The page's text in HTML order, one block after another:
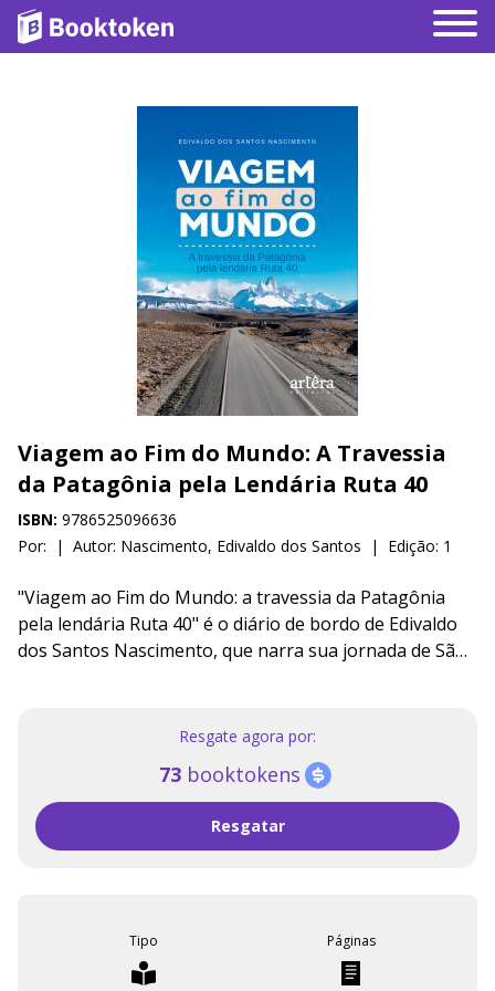
Viagem ao Fim do Mundo: A Travessia
da Patagônia pela Lendária Ruta 40
ISBN: 9786525096636
Por:
| Autor: Nascimento, Edivaldo dos Santos | Edição: 1
"Viagem ao Fim do Mundo: a travessia da Patagônia
pela lendária Ruta 40" é o diário de bordo de Edivaldo
dos Santos Nascimento, que narra sua jornada de São
inspirado por Jack Kerouac, embarca em uma aventura
de 30 dias a bordo de uma Mitsubishi Pajero Full 2011.
A viagem, no entanto, substitui o excesso da Geração
Beat por companheirismo e desafios práticos. A
narrativa detalha as experiências na estrada, desde
folga. A obra destaca a Patagônia como protagonista,
descrevendo sua natureza avassaladora, como o som
Resgate agora por:
73 booktokens
Resgatar
Tipo Páginas